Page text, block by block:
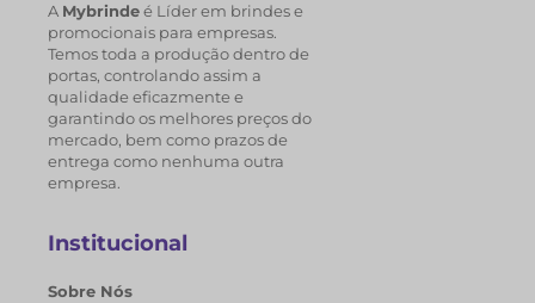
A Mybrindeé Líder em brindes e
promocionais para empresas.
Temos toda a produção dentro de
portas, controlando assim a
qualidade eficazmente e
garantindo os melhores preços do
mercado, bem como prazos de
entrega como nenhuma outra
empresa.
Institucional
Sobre Nós